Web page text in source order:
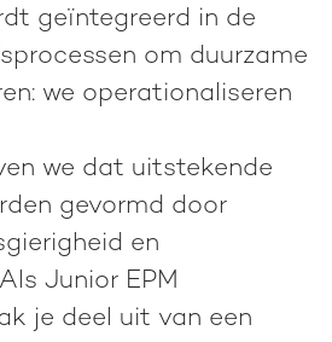
geïntegreerd in de
om duurzame
we operationaliseren
we dat uitstekende
gevormd door
en
Junior EPM
je deel uit van een